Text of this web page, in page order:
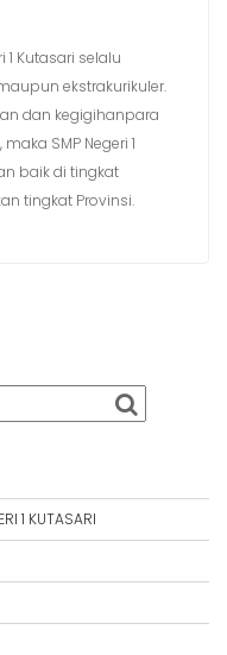
1 Kutasari selalu
ekstrakurikuler.
dan kegigihanpara
SMP Negeri 1
baik di tingkat
tingkat Provinsi.
1 KUTASARI